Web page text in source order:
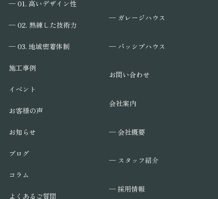
─ 01. 高いデザイン性
─ 02. 熟練した技術力
─ 03. 地域密着体制
施工事例
イベント
お客様の声
お知らせ
ブログ
コラム
よくあるご質問
─ ガレージハウス
─ パッシブハウス
お問い合わせ
会社案内
─ 会社概要
─ スタッフ紹介
─ 採用情報